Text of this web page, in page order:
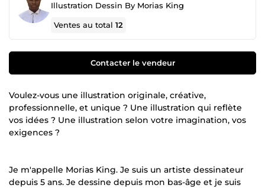
Illustration Dessin By Morias King
Ventes au total12
Contacter le vendeur
Voulez-vous une illustration originale, créative,
professionnelle, et unique ? Une illustration qui reflète
vos idées ? Une illustration selon votre imagination, vos
exigences ?
Je m'appelle Morias King. Je suis un artiste dessinateur
depuis 5 ans. Je dessine depuis mon bas-âge et je suis